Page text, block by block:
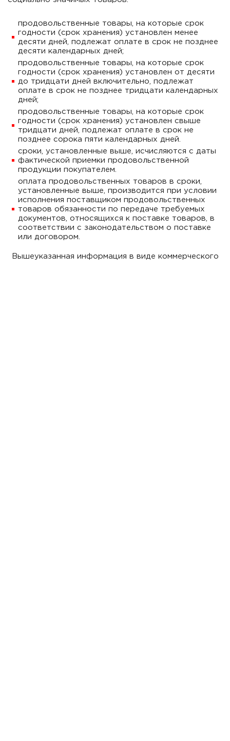
продовольственные товары, на которые срок
годности (срок хранения) установлен менее
десяти дней, подлежат оплате в срок не позднее
десяти календарных дней;
продовольственные товары, на которые срок
годности (срок хранения) установлен от десяти
до тридцати дней включительно, подлежат
оплате в срок не позднее тридцати календарных
дней;
продовольственные товары, на которые срок
годности (срок хранения) установлен свыше
тридцати дней, подлежат оплате в срок не
позднее сорока пяти календарных дней.
сроки, установленные выше, исчисляются с даты
фактической приемки продовольственной
продукции покупателем.
оплата продовольственных товаров в сроки,
установленные выше, производится при условии
исполнения поставщиком продовольственных
товаров обязанности по передаче требуемых
документов, относящихся к поставке товаров, в
соответствии с законодательством о поставке
или договором.
Вышеуказанная информация в виде коммерческого